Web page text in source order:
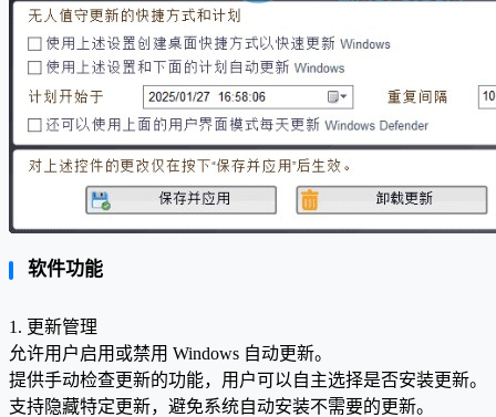
软件功能
1. 更新管理
允许用户启用或禁用 Windows 自动更新。
提供手动检查更新的功能，用户可以自主选择是否安装更新。
支持隐藏特定更新，避免系统自动安装不需要的更新。